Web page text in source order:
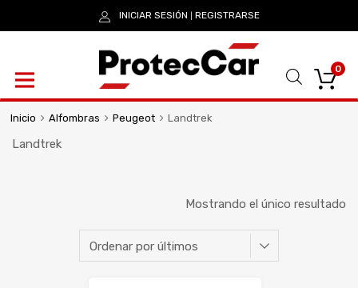
INICIAR SESIÓN REGISTRARSE
0
Inicio Alfombras Peugeot Landtrek
Landtrek
Mostrando el único resultado